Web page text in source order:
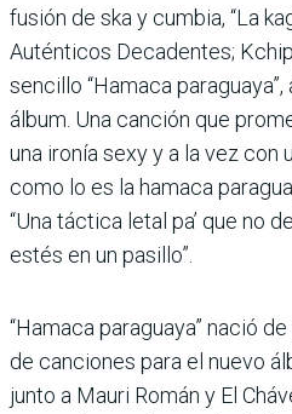
fusión de ska y cumbia, “La
Auténticos Decadentes;
sencillo “Hamaca
álbum. Una canción que
una ironía sexy y a la vez con
como lo es la hamaca
“Una táctica letal pa’ que no
estés en un pasillo”.
“Hamaca paraguaya” nació
de canciones para el nuevo
junto a Mauri Román y El